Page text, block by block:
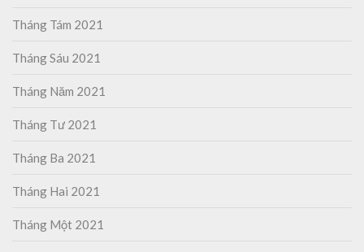
Tháng Tám 2021
Tháng Sáu 2021
Tháng Năm 2021
Tháng Tư 2021
Tháng Ba 2021
Tháng Hai 2021
Tháng Một 2021